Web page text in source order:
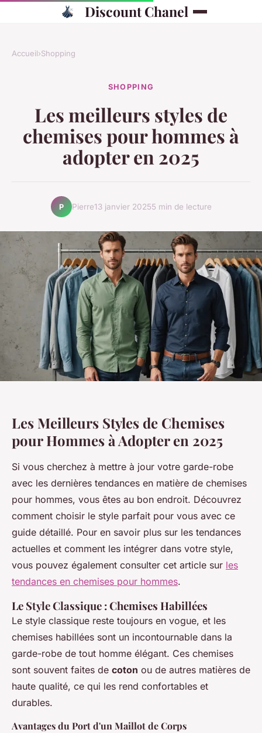
Discount Chanel
Accueil›Shopping
SHOPPING
Les meilleurs styles de
chemises pour hommes à
adopter en 2025
P Pierre13 janvier 20255 min de lecture
Les Meilleurs Styles de Chemises
pour Hommes à Adopter en 2025
Si vous cherchez à mettre à jour votre garde-robe
avec les dernières tendances en matière de chemises
pour hommes, vous êtes au bon endroit. Découvrez
comment choisir le style parfait pour vous avec ce
guide détaillé. Pour en savoir plus sur les tendances
actuelles et comment les intégrer dans votre style,
vous pouvez également consulter cet article sur les
tendances en chemises pour hommes.
Le Style Classique : Chemises Habillées
Le style classique reste toujours en vogue, et les
chemises habillées sont un incontournable dans la
garde-robe de tout homme élégant. Ces chemises
sont souvent faites de coton ou de autres matières de
haute qualité, ce qui les rend confortables et
durables.
Avantages du Port d'un Maillot de Corps